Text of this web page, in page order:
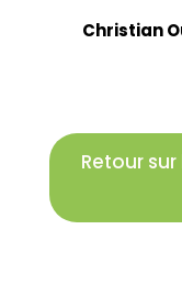
Christian
Retour